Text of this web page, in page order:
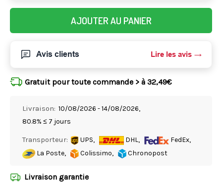
AJOUTER AU PANIER
Avis clients Lire les avis
Gratuit pour toute commande > à 32,49€
Livraison: 10/08/2026 - 14/08/2026,
80.8% ≤ 7 jours
Transporteur: UPS, DHL,
FedEx,
La Poste,
Colissimo, Chronopost
Livraison garantie